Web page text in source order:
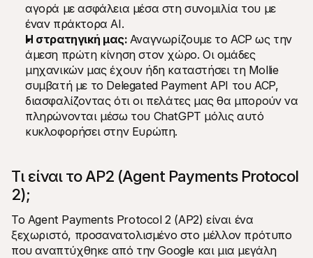
αγορά με ασφάλεια μέσα στη συνομιλία του με
έναν πράκτορα AI.
Η στρατηγική μας: Αναγνωρίζουμε το ACP ως την
άμεση πρώτη κίνηση στον χώρο. Οι ομάδες
μηχανικών μας έχουν ήδη καταστήσει τη Mollie
συμβατή με το Delegated Payment API του ACP,
διασφαλίζοντας ότι οι πελάτες μας θα μπορούν να
πληρώνονται μέσω του ChatGPT μόλις αυτό
κυκλοφορήσει στην Ευρώπη.
Τι είναι το AP2 (Agent Payments Protocol
2);
Το Agent Payments Protocol 2 (AP2) είναι ένα
ξεχωριστό, προσανατολισμένο στο μέλλον πρότυπο
που αναπτύχθηκε από την Google και μια μεγάλη